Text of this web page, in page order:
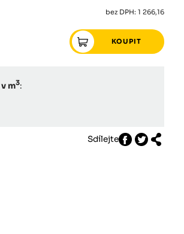
bez DPH: 1 266,16
v m3:
Sdílejte